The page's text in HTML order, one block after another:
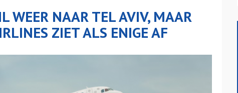
WEER NAAR TEL AVIV, MAAR
ZIET ALS ENIGE AF